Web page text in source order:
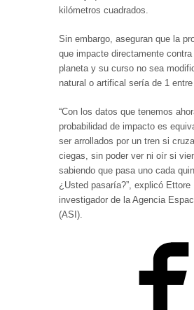
kilómetros cuadrados.
Sin embargo, aseguran que la
que impacte directamente
planeta y su curso no sea
natural o artifical sería de 1 entre
“Con los datos que tenemos
probabilidad de impacto es
ser arrollados por un tren si
ciegas, sin poder ver ni oír si
sabiendo que pasa uno cada
¿Usted pasaría?”, explicó Ettore
investigador de la Agencia
(ASI).